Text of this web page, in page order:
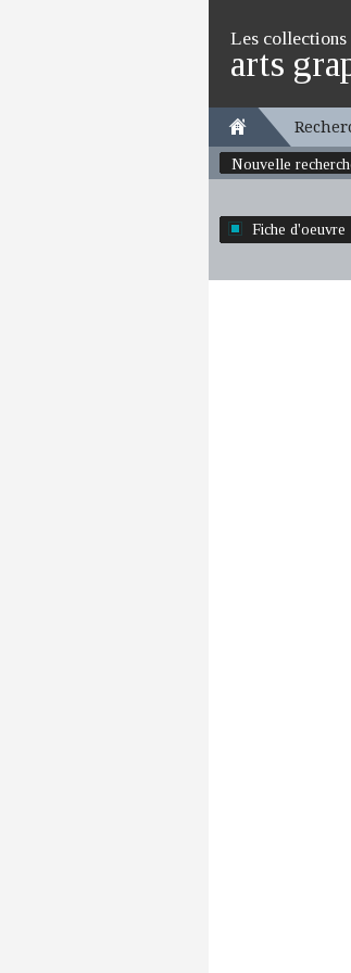
Les collections
arts
Nouvelle
Fiche d'oeuvre